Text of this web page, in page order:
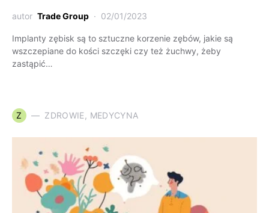
autor Trade Group 02/01/2023
Implanty zębisk są to sztuczne korzenie zębów, jakie są
wszczepiane do kości szczęki czy też żuchwy, żeby
zastąpić…
Z ZDROWIE, MEDYCYNA